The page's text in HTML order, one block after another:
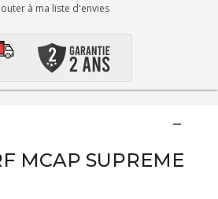
à ma liste d'envies
MCAP SUPREME